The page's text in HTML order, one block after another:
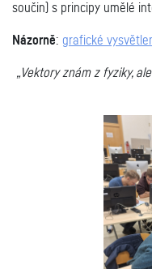
součin) s principy umělé
Názorně: grafické
„Vektory znám z fyziky,